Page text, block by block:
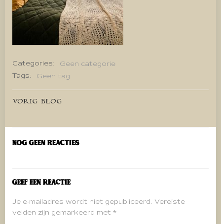
Categories:
Geen categorie
Tags:
Geen tag
Bericht
navigatie
VORIG BLOG
Nog geen reacties
Geef een reactie
Je e-mailadres wordt niet gepubliceerd. Vereiste
velden zijn gemarkeerd met *